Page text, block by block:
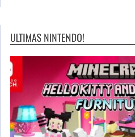
ULTIMAS NINTENDO!